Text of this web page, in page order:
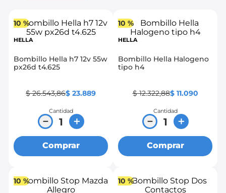
.
mazda 3
.
chevrolet spark gt
10 %
HELLA
Bombillo Hella h7 12v 55w
px26d t4.625
$ 26.543,86$ 23.889
Cantidad
＋
－
Comprar
10 %
HELLA
Bombillo Hella Halogeno
tipo h4
$ 12.322,88$ 11.090
Cantidad
＋
－
Comprar
10 % 10 %